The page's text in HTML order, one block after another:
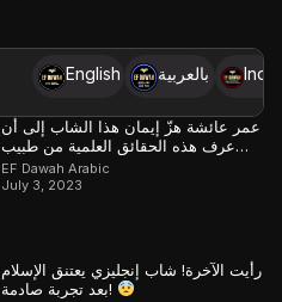
English بالعربية
عمر عائشة هزّ إيمان هذا الشاب إلى أن
عرف هذه الحقائق العلمية من طبيب
مسلم
EF Dawah Arabic
July 3, 2023
رأيت الآخرة! شاب إنجليزي يعتنق الإسلام
بعد تجربة صادمة!